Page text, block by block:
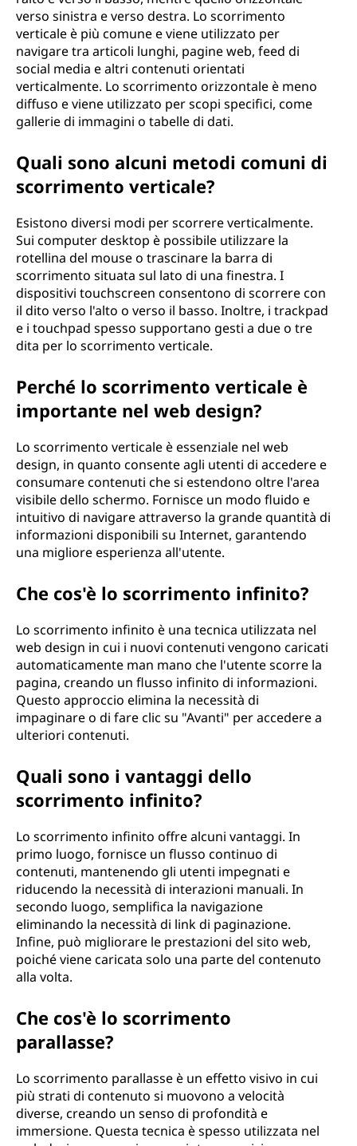
verso sinistra e verso destra. Lo scorrimento
verticale è più comune e viene utilizzato per
navigare tra articoli lunghi, pagine web, feed di
social media e altri contenuti orientati
verticalmente. Lo scorrimento orizzontale è meno
diffuso e viene utilizzato per scopi specifici, come
gallerie di immagini o tabelle di dati.
Quali sono alcuni metodi comuni di
scorrimento verticale?
Esistono diversi modi per scorrere verticalmente.
Sui computer desktop è possibile utilizzare la
rotellina del mouse o trascinare la barra di
scorrimento situata sul lato di una finestra. I
dispositivi touchscreen consentono di scorrere con
il dito verso l'alto o verso il basso. Inoltre, i trackpad
e i touchpad spesso supportano gesti a due o tre
dita per lo scorrimento verticale.
Perché lo scorrimento verticale è
importante nel web design?
Lo scorrimento verticale è essenziale nel web
design, in quanto consente agli utenti di accedere e
consumare contenuti che si estendono oltre l'area
visibile dello schermo. Fornisce un modo fluido e
intuitivo di navigare attraverso la grande quantità di
informazioni disponibili su Internet, garantendo
una migliore esperienza all'utente.
Che cos'è lo scorrimento infinito?
Lo scorrimento infinito è una tecnica utilizzata nel
web design in cui i nuovi contenuti vengono caricati
automaticamente man mano che l'utente scorre la
pagina, creando un flusso infinito di informazioni.
Questo approccio elimina la necessità di
impaginare o di fare clic su "Avanti" per accedere a
ulteriori contenuti.
Quali sono i vantaggi dello
scorrimento infinito?
Lo scorrimento infinito offre alcuni vantaggi. In
primo luogo, fornisce un flusso continuo di
contenuti, mantenendo gli utenti impegnati e
riducendo la necessità di interazioni manuali. In
secondo luogo, semplifica la navigazione
eliminando la necessità di link di paginazione.
Infine, può migliorare le prestazioni del sito web,
poiché viene caricata solo una parte del contenuto
alla volta.
Che cos'è lo scorrimento
parallasse?
Lo scorrimento parallasse è un effetto visivo in cui
più strati di contenuto si muovono a velocità
diverse, creando un senso di profondità e
immersione. Questa tecnica è spesso utilizzata nel